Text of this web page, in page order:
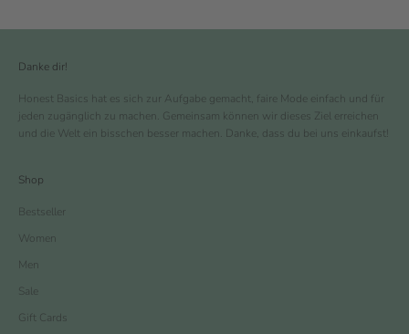
Danke dir!
Honest Basics hat es sich zur Aufgabe gemacht, faire Mode einfach und für
jeden zugänglich zu machen. Gemeinsam können wir dieses Ziel erreichen
und die Welt ein bisschen besser machen. Danke, dass du bei uns einkaufst!
Shop
Bestseller
Women
Men
Sale
Gift Cards